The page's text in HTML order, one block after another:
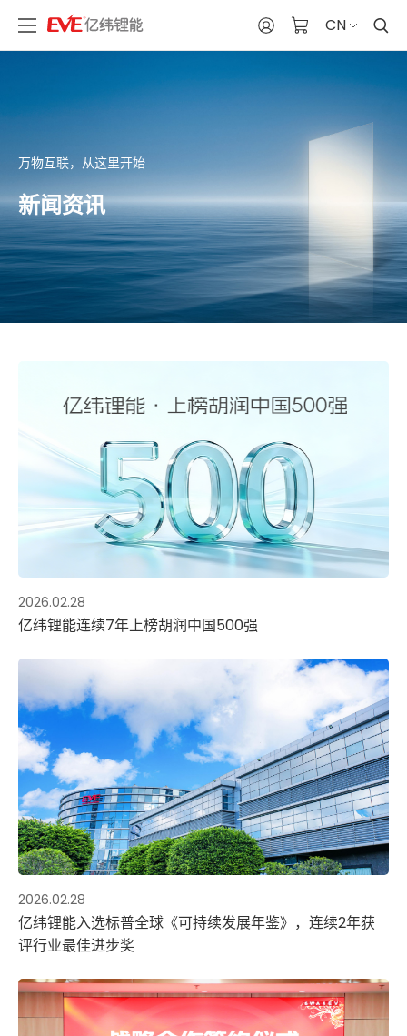
CN
万物互联，从这里开始
新闻资讯
2026.02.28
亿纬锂能连续7年上榜胡润中国500强
2026.02.28
亿纬锂能入选标普全球《可持续发展年鉴》，连续2年获
评行业最佳进步奖